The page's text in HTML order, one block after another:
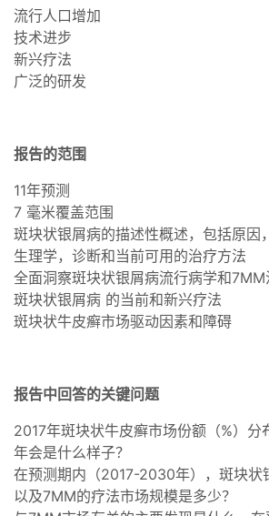
流行人口增加
技术进步
新兴疗法
广泛的研发
报告的范围
11年预测
7 毫米覆盖范围
斑块状银屑病的描述性概述，包括原因
生理学，诊断和当前可用的治疗方法
全面洞察斑块状银屑病流行病学和7MM
斑块状银屑病 的当前和新兴疗法
斑块状牛皮癣市场驱动因素和障碍
报告中回答的关键问题
2017年斑块状牛皮癣市场份额（%）
年会是什么样子？
在预测期内（2017-2030年），斑块状
以及7MM的疗法市场规模是多少？